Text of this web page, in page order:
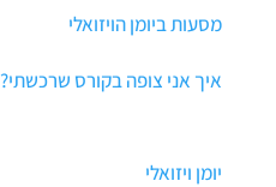
מסעות ביומן הויזואלי
איך אני צופה בקורס שרכשתי?
יומן ויזואלי